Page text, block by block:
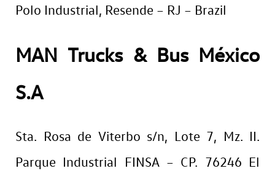
Polo Industrial, Resende – RJ – Brazil
MAN Trucks & Bus México
S.A
Sta. Rosa de Viterbo s/n, Lote 7, Mz. II.
Parque Industrial FINSA – CP. 76246 El